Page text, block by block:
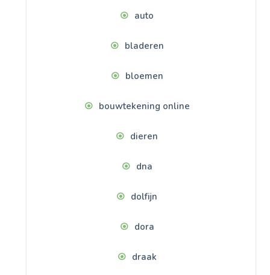
auto
bladeren
bloemen
bouwtekening online
dieren
dna
dolfijn
dora
draak